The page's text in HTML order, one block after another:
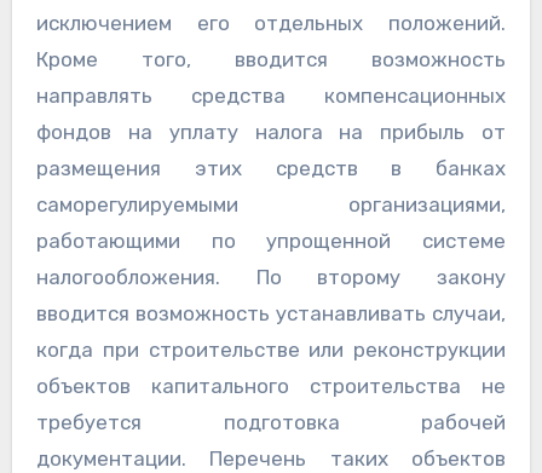
исключением его отдельных положений.
Кроме того, вводится возможность
направлять средства компенсационных
фондов на уплату налога на прибыль от
размещения этих средств в банках
саморегулируемыми организациями,
работающими по упрощенной системе
налогообложения. По второму закону
вводится возможность устанавливать случаи,
когда при строительстве или реконструкции
объектов капитального строительства не
требуется подготовка рабочей
документации. Перечень таких объектов